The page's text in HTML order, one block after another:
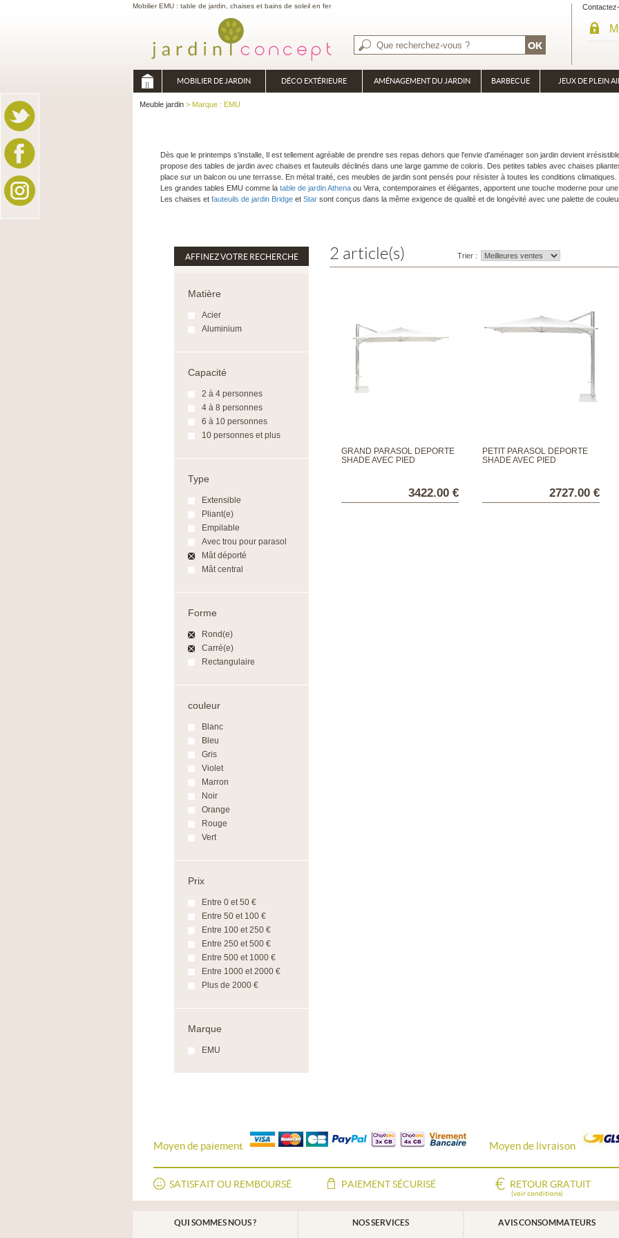
Mobilier EMU : table de jardin, chaises et bains de soleil en fer
MOBILIER DE JARDIN DÉCO EXTÉRIEURE AMÉNAGEMENT DU JARDIN BARBECUE JEUX DE PLEIN
Meuble jardin > Marque : EMU
Dès que le printemps s'installe, Il est tellement agréable de prendre ses repas dehors que l'envie d'aménager son jardin devient
propose des tables de jardin avec chaises et fauteuils déclinés dans une large gamme de coloris. Des petites tables avec chaises
place sur un balcon ou une terrasse. En métal traité, ces meubles de jardin sont pensés pour résister à toutes les conditions climatiques.
Les grandes tables EMU comme la table de jardin Athena ou Vera, contemporaines et élégantes, apportent une touche moderne pour
Les chaises et fauteuils de jardin Bridge et Star sont conçus dans la même exigence de qualité et de longévité avec une palette de
AFFINEZ VOTRE RECHERCHE
Matière
Acier
Aluminium
Capacité
2 à 4 personnes
4 à 8 personnes
6 à 10 personnes
10 personnes et plus
Type
Extensible
Pliant(e)
Empilable
Avec trou pour parasol
Mât déporté
Mât central
Forme
Rond(e)
Carré(e)
Rectangulaire
couleur
Blanc
Bleu
Gris
Violet
Marron
Noir
Orange
Rouge
Vert
Prix
Entre 0 et 50 €
Entre 50 et 100 €
Entre 100 et 250 €
Entre 250 et 500 €
Entre 500 et 1000 €
Entre 1000 et 2000 €
Plus de 2000 €
Marque
EMU
2 article(s) Trier :
GRAND PARASOL DÉPORTÉ
SHADE AVEC PIED
3422.00 €
PETIT PARASOL DÉPORTÉ
SHADE AVEC PIED
2727.00 €
Moyen de paiement Moyen de livraison
SATISFAIT OU REMBOURSÉ PAIEMENT SÉCURISÉ RETOUR GRATUIT
(voir conditions)
QUI SOMMES NOUS ? NOS SERVICES AVIS CONSOMMATEURS